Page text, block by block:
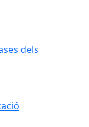
dels